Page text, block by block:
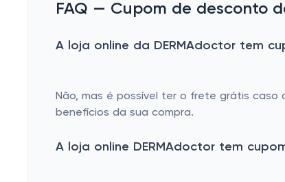
FAQ — Cupom de desconto
A loja online da DERMAdoctor tem
Não, mas é possível ter o frete grátis caso
benefícios da sua compra.
A loja online DERMAdoctor tem